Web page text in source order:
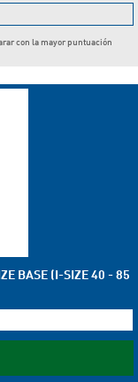
con la mayor puntuación
BASE (I-SIZE 40 - 85